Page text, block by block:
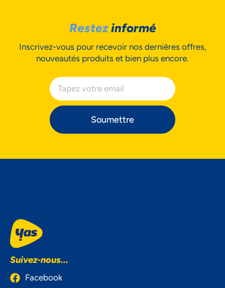
Assistance
Restezinformé
Inscrivez-vous pour recevoir nos dernières offres,
nouveautés produits et bien plus encore.
Soumettre
Suivez-nous...
Facebook